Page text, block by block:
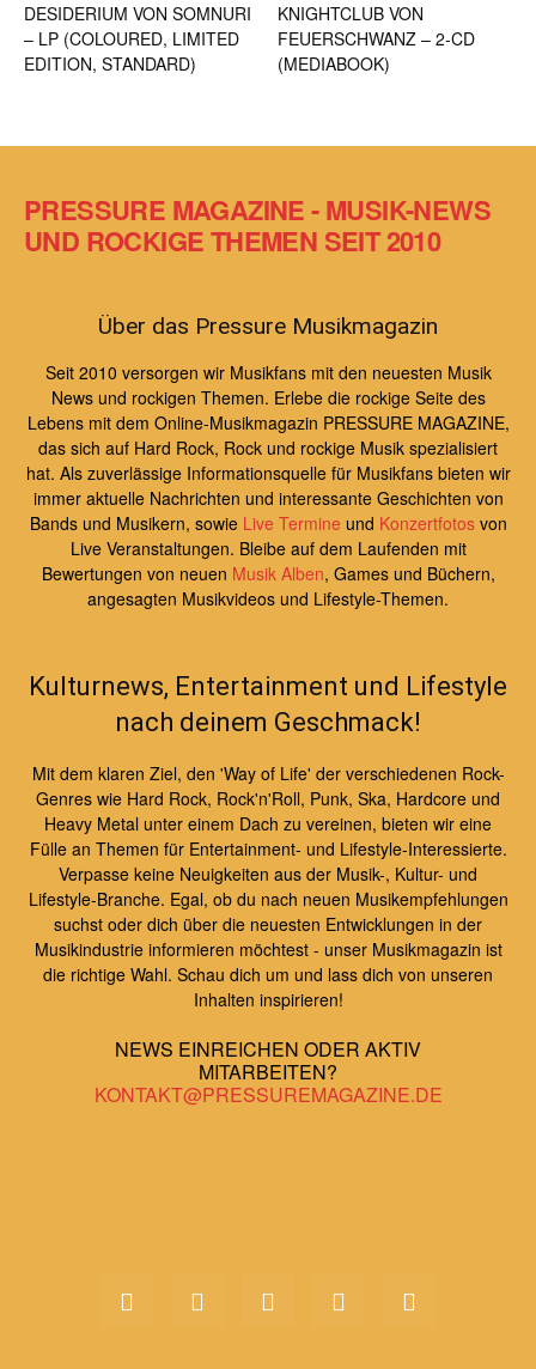
DESIDERIUM VON SOMNURI
– LP (COLOURED, LIMITED
EDITION, STANDARD)
KNIGHTCLUB VON
FEUERSCHWANZ – 2-CD
(MEDIABOOK)
PRESSURE MAGAZINE - MUSIK-NEWS
UND ROCKIGE THEMEN SEIT 2010
Über das Pressure Musikmagazin
Seit 2010 versorgen wir Musikfans mit den neuesten Musik
News und rockigen Themen. Erlebe die rockige Seite des
Lebens mit dem Online-Musikmagazin PRESSURE MAGAZINE,
das sich auf Hard Rock, Rock und rockige Musik spezialisiert
hat. Als zuverlässige Informationsquelle für Musikfans bieten wir
immer aktuelle Nachrichten und interessante Geschichten von
Bands und Musikern, sowie Live Termine und Konzertfotosvon
Live Veranstaltungen. Bleibe auf dem Laufenden mit
Bewertungen von neuen Musik Alben, Games und Büchern,
angesagten Musikvideos und Lifestyle-Themen.
Kulturnews, Entertainment und Lifestyle
nach deinem Geschmack!
Mit dem klaren Ziel, den 'Way of Life' der verschiedenen Rock-
Genres wie Hard Rock, Rock'n'Roll, Punk, Ska, Hardcore und
Heavy Metal unter einem Dach zu vereinen, bieten wir eine
Fülle an Themen für Entertainment- und Lifestyle-Interessierte.
Verpasse keine Neuigkeiten aus der Musik-, Kultur- und
Lifestyle-Branche. Egal, ob du nach neuen Musikempfehlungen
suchst oder dich über die neuesten Entwicklungen in der
Musikindustrie informieren möchtest - unser Musikmagazin ist
die richtige Wahl. Schau dich um und lass dich von unseren
Inhalten inspirieren!
NEWS EINREICHEN ODER AKTIV
MITARBEITEN?
KONTAKT@PRESSUREMAGAZINE.DE